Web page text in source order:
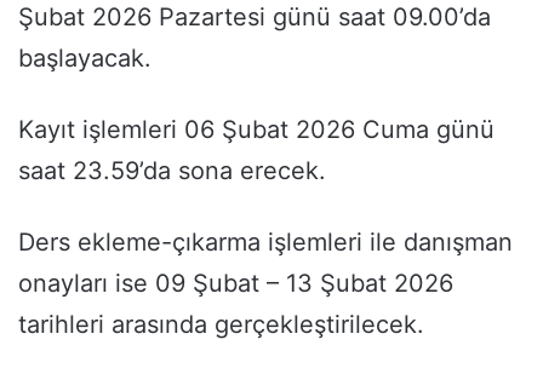
Şubat 2026 Pazartesi günü saat 09.00’da
başlayacak.
Kayıt işlemleri 06 Şubat 2026 Cuma günü
saat 23.59’da sona erecek.
Ders ekleme-çıkarma işlemleri ile danışman
onayları ise 09 Şubat – 13 Şubat 2026
tarihleri arasında gerçekleştirilecek.